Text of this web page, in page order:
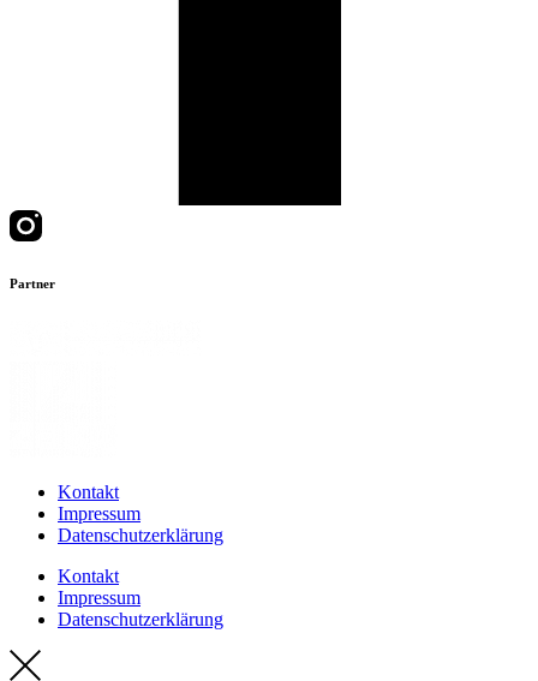
Partner
Kontakt
Impressum
Datenschutzerklärung
Kontakt
Impressum
Datenschutzerklärung